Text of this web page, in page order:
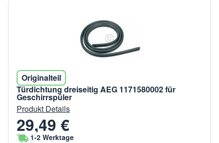
Originalteil
Türdichtung dreiseitig AEG 1171580002 für
Geschirrspüler
Produkt Details
29,49 €
1-2 Werktage